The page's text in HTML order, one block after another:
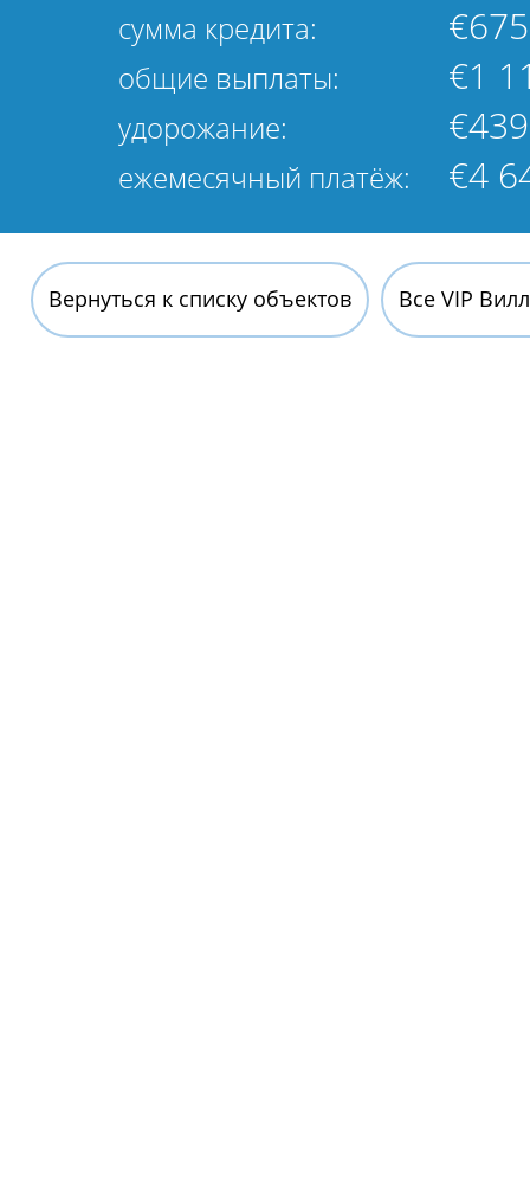
сумма кредита:
общие выплаты: €1
удорожание:
ежемесячный платёж: €4
Вернуться к списку объектов Все VIP